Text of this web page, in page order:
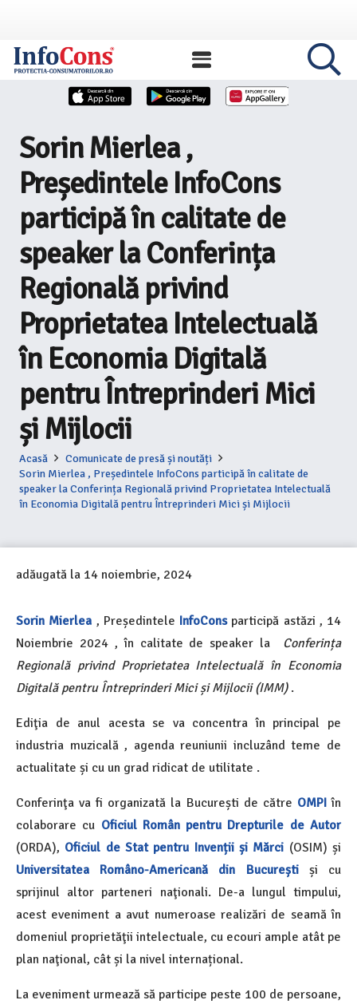
Sorin Mierlea ,
Președintele InfoCons
participă în calitate de
speaker la Conferința
Regională privind
Proprietatea Intelectuală
în Economia Digitală
pentru Întreprinderi Mici
și Mijlocii
Acasă
Comunicate de presă și noutăți
Sorin Mierlea , Președintele InfoCons participă în calitate de
speaker la Conferința Regională privind Proprietatea Intelectuală
în Economia Digitală pentru Întreprinderi Mici și Mijlocii
adăugată la 14 noiembrie, 2024
Sorin Mierlea , Președintele InfoConsparticipă astăzi , 14
Noiembrie 2024 , în calitate de speaker la
Conferința
Regională privind Proprietatea Intelectuală în Economia
Digitală pentru Întreprinderi Mici și Mijlocii (IMM).
Ediţia de anul acesta se va concentra în principal pe
industria muzicală , agenda reuniunii incluzând teme de
actualitate și cu un grad ridicat de utilitate .
Conferinţa va fi organizată la București de către OMPIîn
colaborare cu Oficiul Român pentru Drepturile de Autor
(ORDA), Oficiul de Stat pentru Invenții și Mărci (OSIM) și
Universitatea Româno-Americană din București
și cu
sprijinul altor parteneri naţionali. De-a lungul timpului,
acest eveniment a avut numeroase realizări de seamă în
domeniul proprietăţii intelectuale, cu ecouri ample atât pe
plan naţional, cât și la nivel internațional.
La eveniment urmează să participe peste 100 de persoane,